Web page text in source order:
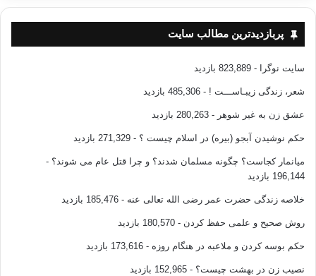
پربازدیدترین مطالب سایت
سایت نوگرا - 823,889 بازدید
شعر، زندگی زیبـاســـت ! - 485,306 بازدید
عشق زن به غیر شوهر - 280,263 بازدید
حکم نوشیدن آبجو (بیره) در اسلام چیست ؟ - 271,329 بازدید
میانمار کجاست؟ چگونه مسلمان شدند؟ و چرا قتل عام می شوند؟ -
196,144 بازدید
خلاصه زندگی حضرت عمر رضی الله تعالی عنه - 185,476 بازدید
روش صحیح و علمی حفظ کردن - 180,570 بازدید
حکم بوسه کردن و ملاعبه در هنگام روزه - 173,616 بازدید
نصیب زن در بهشت چیست؟ - 152,965 بازدید